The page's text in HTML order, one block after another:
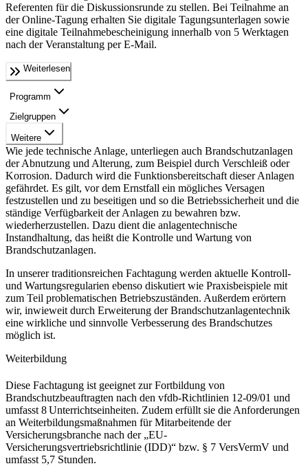
Referenten für die Diskussionsrunde zu stellen. Bei Teilnahme an
der Online-Tagung erhalten Sie digitale Tagungsunterlagen sowie
eine digitale Teilnahmebescheinigung innerhalb von 5 Werktagen
nach der Veranstaltung per E-Mail.
Weiterlesen
Programm
Zielgruppen
Weitere
Wie jede technische Anlage, unterliegen auch Brandschutzanlagen
der Abnutzung und Alterung, zum Beispiel durch Verschleiß oder
Korrosion. Dadurch wird die Funktionsbereitschaft dieser Anlagen
gefährdet. Es gilt, vor dem Ernstfall ein mögliches Versagen
festzustellen und zu beseitigen und so die Betriebssicherheit und die
ständige Verfügbarkeit der Anlagen zu bewahren bzw.
wiederherzustellen. Dazu dient die anlagentechnische
Instandhaltung, das heißt die Kontrolle und Wartung von
Brandschutzanlagen.
In unserer traditionsreichen Fachtagung werden aktuelle Kontroll-
und Wartungsregularien ebenso diskutiert wie Praxisbeispiele mit
zum Teil problematischen Betriebszuständen. Außerdem erörtern
wir, inwieweit durch Erweiterung der Brandschutzanlagentechnik
eine wirkliche und sinnvolle Verbesserung des Brandschutzes
möglich ist.
Weiterbildung
Diese Fachtagung ist geeignet zur Fortbildung von
Brandschutzbeauftragten nach den vfdb-Richtlinien 12-09/01 und
umfasst 8 Unterrichtseinheiten. Zudem erfüllt sie die Anforderungen
an Weiterbildungsmaßnahmen für Mitarbeitende der
Versicherungsbranche nach der „EU-
Versicherungsvertriebsrichtlinie (IDD)“ bzw. § 7 VersVermV und
umfasst 5,7 Stunden.